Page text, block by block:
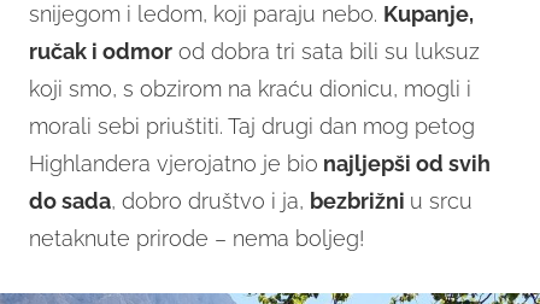
snijegom i ledom, koji paraju nebo. Kupanje,
ručak i odmor od dobra tri sata bili su luksuz
koji smo, s obzirom na kraću dionicu, mogli i
morali sebi priuštiti. Taj drugi dan mog petog
Highlandera vjerojatno je bio najljepši od svih
do sada, dobro društvo i ja, bezbrižni u srcu
netaknute prirode – nema boljeg!